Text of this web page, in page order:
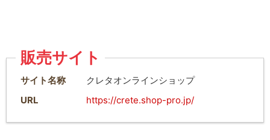
販売サイト
サイト名称
クレタオンラインショップ
URL
https://crete.shop-pro.jp/